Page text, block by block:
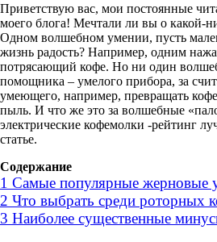
Приветствую вас, мои постоянные
моего блога! Мечтали ли вы о какой-
Одном волшебном умении, пусть
жизнь радость? Например, одним
потрясающий кофе. Но ни один
помощника – умелого прибора, за
умеющего, например, превращать
пыль. И что же это за волшебные
электрические кофемолки -рейтинг
статье.
Содержание
1 Самые популярные жерновые
2 Что выбрать среди роторных
3 Наиболее существенные